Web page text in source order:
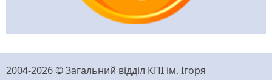
2004-2026 © Загальний відділ КПІ ім. Ігоря